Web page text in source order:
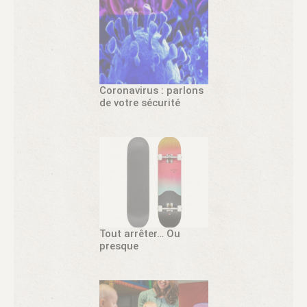
Coronavirus : parlons
de votre sécurité
Tout arrêter… Ou
presque